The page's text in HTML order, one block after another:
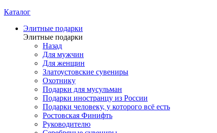
Каталог
Элитные подарки
Элитные подарки
Назад
Для мужчин
Для женщин
Златоустовские сувениры
Охотнику
Подарки для мусульман
Подарки иностранцу из России
Подарки человеку, у которого всё есть
Ростовская Финифть
Руководителю